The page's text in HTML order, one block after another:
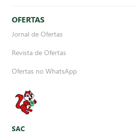
OFERTAS
Jornal de Ofertas
Revista de Ofertas
Ofertas no WhatsApp
SAC